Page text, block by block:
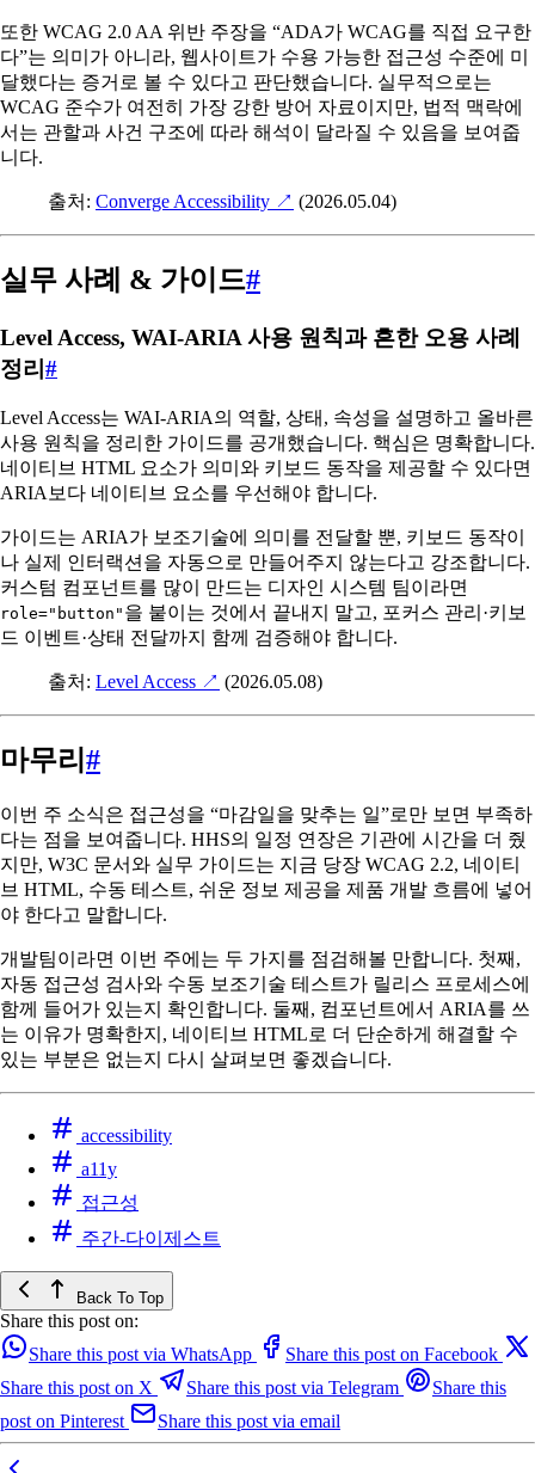
또한 WCAG 2.0 AA 위반 주장을 “ADA가 WCAG를 직접 요구한
다”는 의미가 아니라, 웹사이트가 수용 가능한 접근성 수준에 미
달했다는 증거로 볼 수 있다고 판단했습니다. 실무적으로는
WCAG 준수가 여전히 가장 강한 방어 자료이지만, 법적 맥락에
서는 관할과 사건 구조에 따라 해석이 달라질 수 있음을 보여줍
니다.
출처: Converge Accessibility ↗ (2026.05.04)
실무 사례 & 가이드#
Level Access, WAI-ARIA 사용 원칙과 흔한 오용 사례
정리 #
Level Access는 WAI-ARIA의 역할, 상태, 속성을 설명하고 올바른
사용 원칙을 정리한 가이드를 공개했습니다. 핵심은 명확합니다.
네이티브 HTML 요소가 의미와 키보드 동작을 제공할 수 있다면
ARIA보다 네이티브 요소를 우선해야 합니다.
가이드는 ARIA가 보조기술에 의미를 전달할 뿐, 키보드 동작이
나 실제 인터랙션을 자동으로 만들어주지 않는다고 강조합니다.
커스텀 컴포넌트를 많이 만드는 디자인 시스템 팀이라면
role="button" 을 붙이는 것에서 끝내지 말고, 포커스 관리·키보
드 이벤트·상태 전달까지 함께 검증해야 합니다.
출처: Level Access ↗ (2026.05.08)
마무리 #
이번 주 소식은 접근성을 “마감일을 맞추는 일”로만 보면 부족하
다는 점을 보여줍니다. HHS의 일정 연장은 기관에 시간을 더 줬
지만, W3C 문서와 실무 가이드는 지금 당장 WCAG 2.2, 네이티
브 HTML, 수동 테스트, 쉬운 정보 제공을 제품 개발 흐름에 넣어
야 한다고 말합니다.
개발팀이라면 이번 주에는 두 가지를 점검해볼 만합니다. 첫째,
자동 접근성 검사와 수동 보조기술 테스트가 릴리스 프로세스에
함께 들어가 있는지 확인합니다. 둘째, 컴포넌트에서 ARIA를 쓰
는 이유가 명확한지, 네이티브 HTML로 더 단순하게 해결할 수
있는 부분은 없는지 다시 살펴보면 좋겠습니다.
accessibility
a11y
접근성
주간-다이제스트
Back To Top
Share this post on:
Share this post via WhatsApp
Share this post on Facebook
Share this post on X
Share this post via Telegram
Share this
post on Pinterest
Share this post via email